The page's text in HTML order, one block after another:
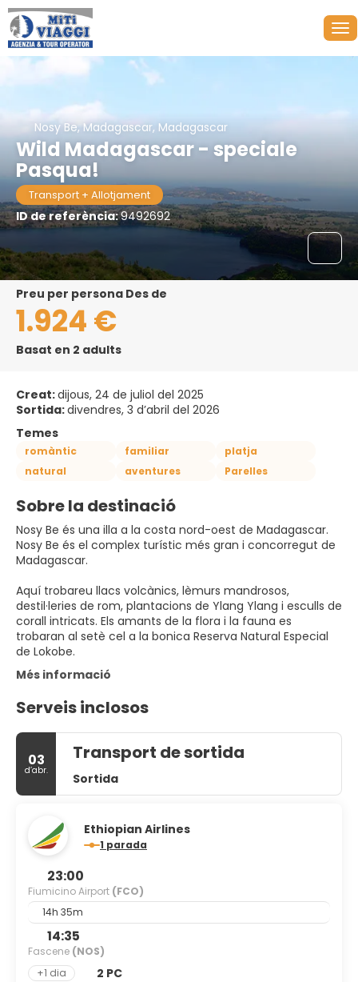
Nosy Be, Madagascar, Madagascar
Wild Madagascar - speciale
Pasqua!
Transport + Allotjament
ID de referència:9492692
preu per persona Des de
1.924 €
Basat en 2 adults
Creat:dijous, 24 de juliol del 2025
Sortida:divendres, 3 d’abril del 2026
Temes
romàntic familiar
platja
natural
aventures Parelles
Sobre la destinació
Nosy Be és una illa a la costa nord-oest de Madagascar.
Nosy Be és el complex turístic més gran i concorregut de
Madagascar.
Aquí trobareu llacs volcànics, lèmurs mandrosos,
destil·leries de rom, plantacions de Ylang Ylang i esculls de
corall intricats. Els amants de la flora i la fauna es
trobaran al setè cel a la bonica Reserva Natural Especial
de Lokobe.
Més informació
Serveis inclosos
03
d’abr.
Transport de sortida
Sortida
Ethiopian Airlines
1 parada
23:00
Fiumicino Airport (FCO)
14h 35m
14:35
Fascene (NOS)
+1 dia
2 PC